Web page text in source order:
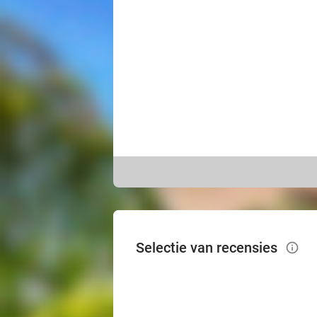
Selectie van recensies info_outlined